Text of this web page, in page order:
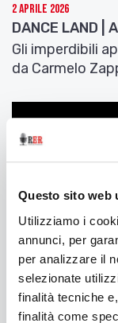
Questo sito web
Utilizziamo i
annunci, per
per analizzare il
selezionate
finalità tecniche
finalità come
2 Aprile 2026
DANCE LAND |
Gli imperdibili
da Carmelo